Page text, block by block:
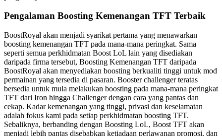
Pengalaman Boosting Kemenangan TFT Terbaik
BoostRoyal akan menjadi syarikat pertama yang menawarkan
boosting kemenangan TFT pada mana-mana peringkat. Sama
seperti semua perkhidmatan Boost LoL lain yang disediakan
daripada firma tersebut, Boosting Kemenangan TFT daripada
BoostRoyal akan menyediakan boosting berkualiti tinggi untuk mod
permainan yang tersedia di pasaran. Booster challenger teratas
bersedia untuk mula melakukan boosting pada mana-mana peringkat
TFT dari Iron hingga Challenger dengan cara yang pantas dan
cekap. Kadar kemenangan yang tinggi, privasi dan keselamatan
adalah fokus kami pada setiap perkhidmatan boosting TFT.
Sebaliknya, berbanding dengan Boosting LoL, Boost TFT akan
menjadi lebih pantas disebabkan ketiadaan perlawanan promosi, dan